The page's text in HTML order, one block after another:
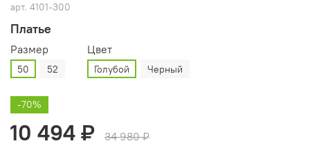
арт. 4101-300
Платье
Размер
50 52
Цвет
Голубой Черный
-70%
10 494 ₽
34 980 ₽